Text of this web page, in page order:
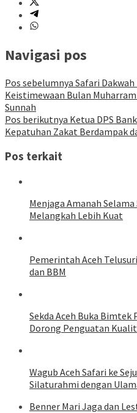
Navigasi pos
Pos sebelumnya Safari Dakwah
Keistimewaan Bulan
Sunnah
Pos berikutnya Ketua DPS
Kepatuhan Zakat Berdampak
Pos terkait
Menjaga Amanah Selama
Melangkah Lebih Kuat
Pemerintah Aceh
dan BBM
Sekda Aceh Buka
Dorong Penguatan
Wagub Aceh Safari ke
Silaturahmi dengan
Benner Mari Jaga dan